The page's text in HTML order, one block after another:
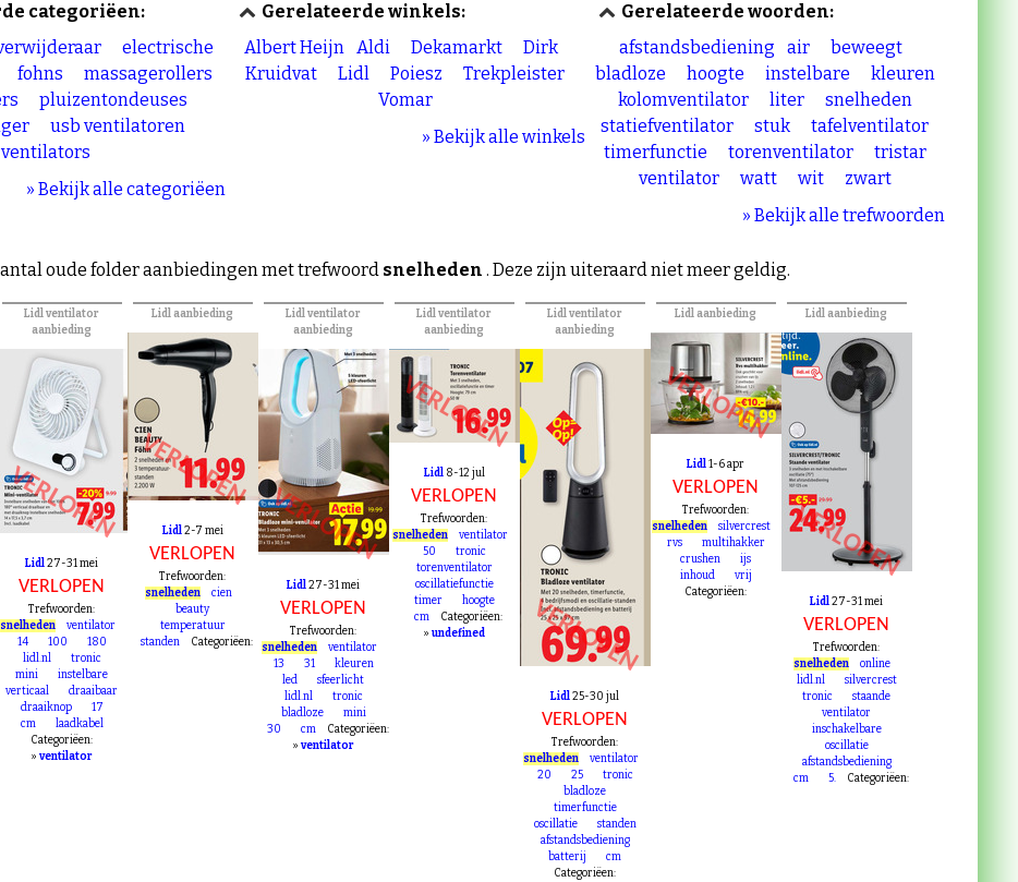
categoriëen:
electrische
fohns
massagerollers
pluizentondeuses
usb ventilatoren
ventilators
» Bekijk alle categoriëen
Gerelateerde winkels:
Albert Heijn Aldi Dekamarkt
Dirk
Kruidvat
Lidl Poiesz
Trekpleister
Vomar
» Bekijk alle winkels
Gerelateerde woorden:
afstandsbediening
air
beweegt
bladloze
hoogte instelbare
kleuren
kolomventilator
liter
snelheden
statiefventilator
stuk
tafelventilator
timerfunctie
torenventilator
tristar
ventilator
watt wit
zwart
» Bekijk alle trefwoorden
oude folder aanbiedingen met trefwoord snelheden . Deze zijn uiteraard niet meer geldig.
Lidl ventilator
aanbieding
VERLOPEN
Lidl27-31 mei
VERLOPEN
Trefwoorden:
snelheden
ventilator
14
100
180
lidl.nl
tronic
mini
instelbare
verticaal
draaibaar
draaiknop
17
cm
laadkabel
Categoriëen:
»ventilator
Lidl aanbieding
VERLOPEN
Lidl2-7 mei
VERLOPEN
Trefwoorden:
snelheden
cien
beauty
temperatuur
standen
Categoriëen:
Lidl ventilator
aanbieding
VERLOPEN
Lidl27-31 mei
VERLOPEN
Trefwoorden:
snelheden
ventilator
13
31
kleuren
led
sfeerlicht
lidl.nl
tronic
bladloze
mini
30
cm
Categoriëen:
»ventilator
Lidl ventilator
aanbieding
VERLOPEN
Lidl8-12 jul
VERLOPEN
Trefwoorden:
snelheden
ventilator
50
tronic
torenventilator
oscillatiefunctie
timer
hoogte
cm
Categoriëen:
»undefined
Lidl ventilator
aanbieding
VERLOPEN
Lidl25-30 jul
VERLOPEN
Trefwoorden:
snelheden
ventilator
20
25
tronic
bladloze
timerfunctie
oscillatie
standen
afstandsbediening
batterij
cm
Categoriëen:
Lidl aanbieding
VERLOPEN
Lidl1-6 apr
VERLOPEN
Trefwoorden:
snelheden
silvercrest
rvs
multihakker
crushen
ijs
inhoud
vrij
Categoriëen:
Lidl aanbieding
VERLOPEN
Lidl27-31 mei
VERLOPEN
Trefwoorden:
snelheden
online
lidl.nl
silvercrest
tronic
staande
ventilator
inschakelbare
oscillatie
afstandsbediening
cm
5. Categoriëen: